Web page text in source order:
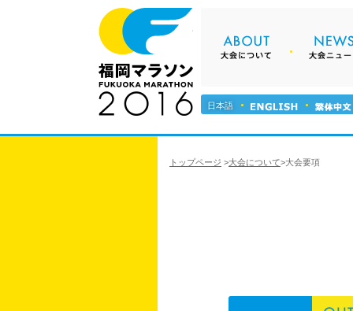
日本語
トップページ >大会について>大会要項